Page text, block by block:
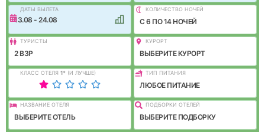
ДАТЫ ВЫЛЕТА
13.08 - 24.08
КОЛИЧЕСТВО НОЧЕЙ
C 6 ПО 14 НОЧЕЙ
ТУРИСТЫ
2 ВЗР
КУРОРТ
ВЫБЕРИТЕ КУРОРТ
КЛАСС ОТЕЛЯ 1* (И ЛУЧШЕ) ТИП ПИТАНИЯ
ЛЮБОЕ ПИТАНИЕ
НАЗВАНИЕ ОТЕЛЯ
ВЫБЕРИТЕ ОТЕЛЬ
ПОДБОРКИ ОТЕЛЕЙ
ВЫБЕРИТЕ ПОДБОРКУ